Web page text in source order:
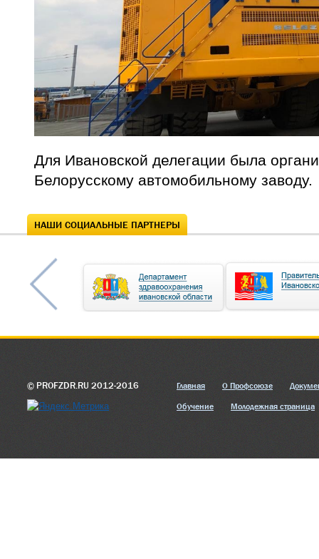
Для Ивановской делегации была
Белорусскому автомобильному заводу.
НАШИ СОЦИАЛЬНЫЕ ПАРТНЕРЫ
© PROFZDR.RU 2012-2016 Главная О Профсоюзе
Обучение Молодежная страница